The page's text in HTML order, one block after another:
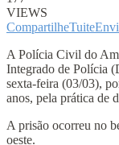
VIEWS
CompartilheTuite
A Polícia Civil do
Integrado de Polícia
sexta-feira (03/03),
anos, pela prática de
A prisão ocorreu no
oeste.